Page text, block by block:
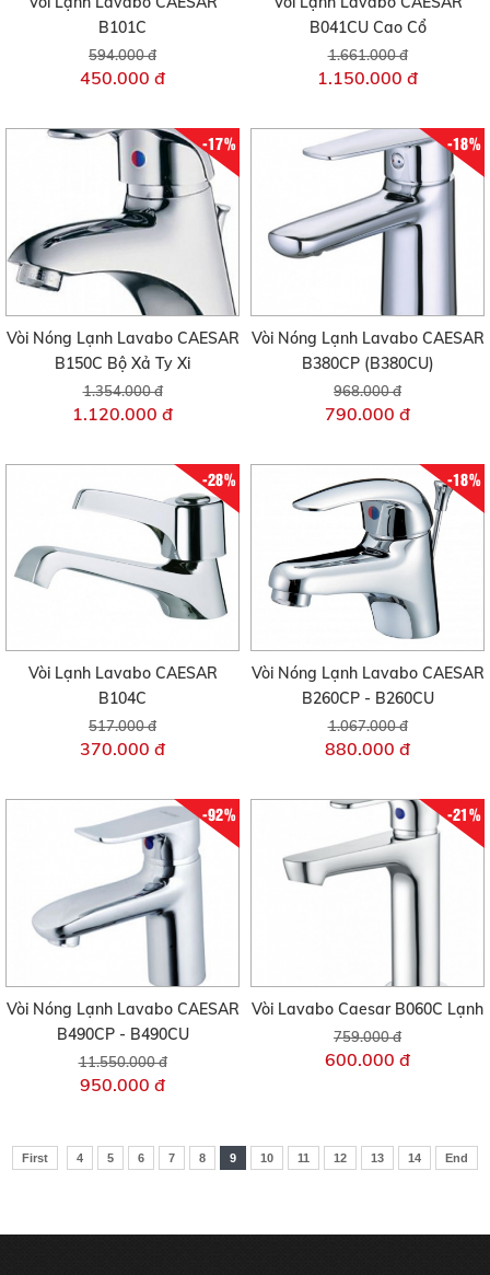
B101C
594.000 đ
450.000 đ
B041CU Cao Cổ
1.661.000 đ
1.150.000 đ
-17%
Vòi Nóng Lạnh Lavabo CAESAR
B150C Bộ Xả Ty Xi
1.354.000 đ
1.120.000 đ
-18%
Vòi Nóng Lạnh Lavabo CAESAR
B380CP (B380CU)
968.000 đ
790.000 đ
-28%
Vòi Lạnh Lavabo CAESAR
B104C
517.000 đ
370.000 đ
-18%
Vòi Nóng Lạnh Lavabo CAESAR
B260CP - B260CU
1.067.000 đ
880.000 đ
-92%
Vòi Nóng Lạnh Lavabo CAESAR
B490CP - B490CU
11.550.000 đ
950.000 đ
-21%
Vòi Lavabo Caesar B060C Lạnh
759.000 đ
600.000 đ
First 4 5 6 7 8 9 10 11 12 13 14 End